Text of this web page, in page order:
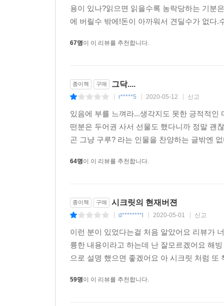
용이 있나?읽으면 읽을수록 농락당하는 기분
에 버릴수 밖에!돈이 아까워서 견딜수가 없다
67명이 이 리뷰를 추천합니다.
종이책 구매 그닥....
r*****5 2020-05-12 신고
있음에 부를 느껴라...생각지도 못한 긍적적
떤분은 두어권 사서 선물도 했다니까 정말 괜
곤 그냥 구루? 라는 인물을 찬양하는 글밖엔
64명이 이 리뷰를 추천합니다.
종이책 구매 시크릿의 현재버젼
d********l 2020-05-01 신고
이런 분이 있었다는걸 처음 알았어요 리뷰가
륭한 내용이라고 하는데 난 잘모르겠어요 해
으로 설명 했으면 좋겠어요 아 시크릿 처럼
59명이 이 리뷰를 추천합니다.